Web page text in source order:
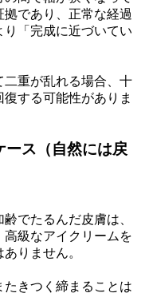
であり、正常な経過
「完成に近づいてい
二重が乱れる場合、十
する可能性がありま
ース（自然には戻
でたるんだ皮膚は、
級なアイクリームを
りません。
きつく締まることは